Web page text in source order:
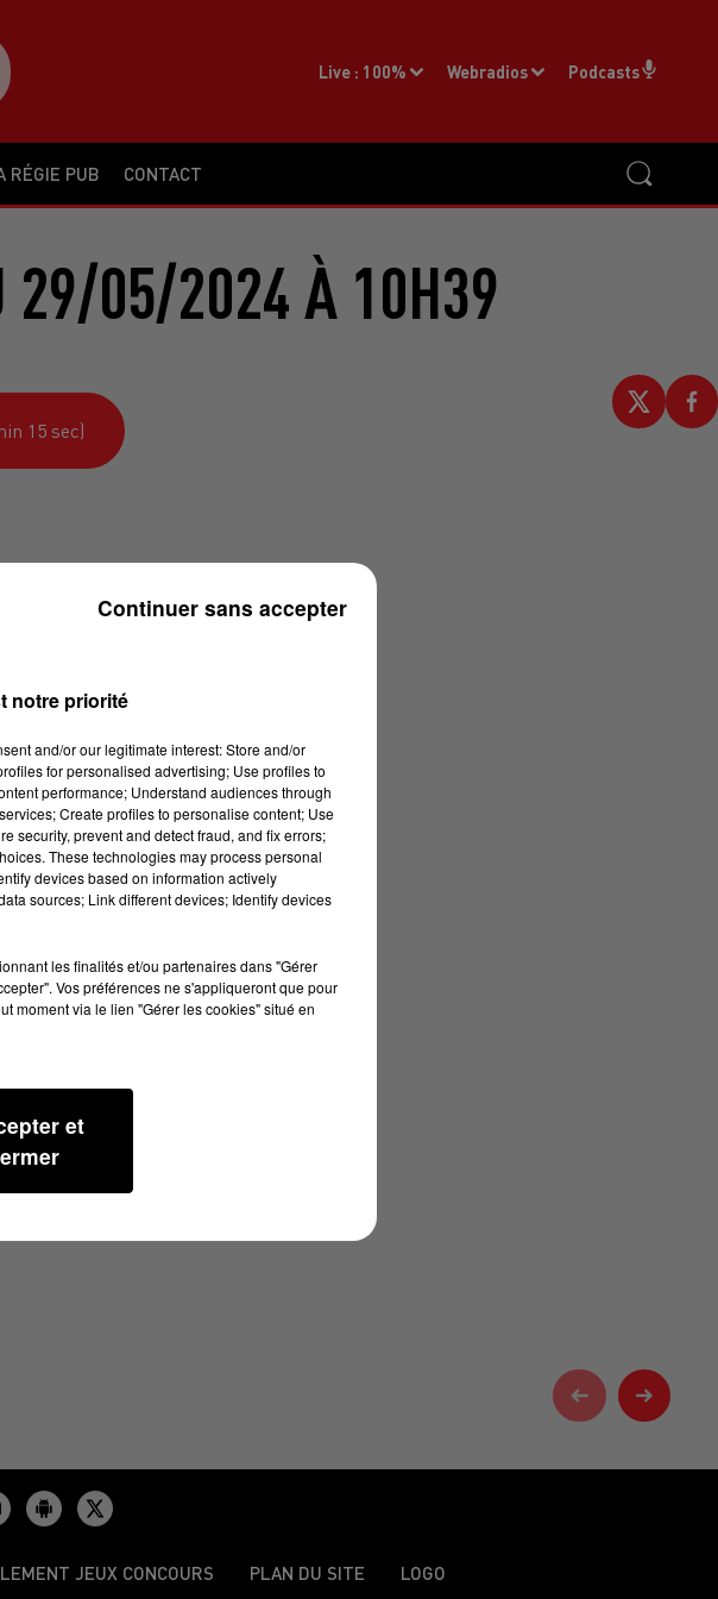
RÉGIE PUB CONTACT
Live : 100% Webradios Podcasts
29/05/2024 À 10H39
15 sec)
JEUX CONCOURS PLAN DU SITE LOGO
notre priorité
and/or our legitimate interest: Store and/or
for personalised advertising; Use profiles to
performance; Understand audiences through
Create profiles to personalise content; Use
security, prevent and detect fraud, and fix errors;
These technologies may process personal
devices based on information actively
sources; Link different devices; Identify devices
les finalités et/ou partenaires dans "Gérer
Vos préférences ne s'appliqueront que pour
moment via le lien "Gérer les cookies" situé en
et
Continuer sans accepter